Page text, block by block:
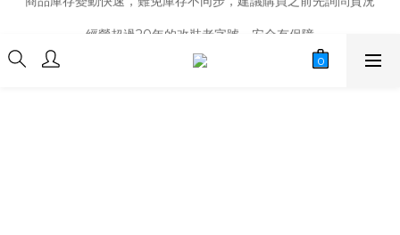
商品庫存變動快速，難免庫存不同步，建議購買之前先詢問貨況